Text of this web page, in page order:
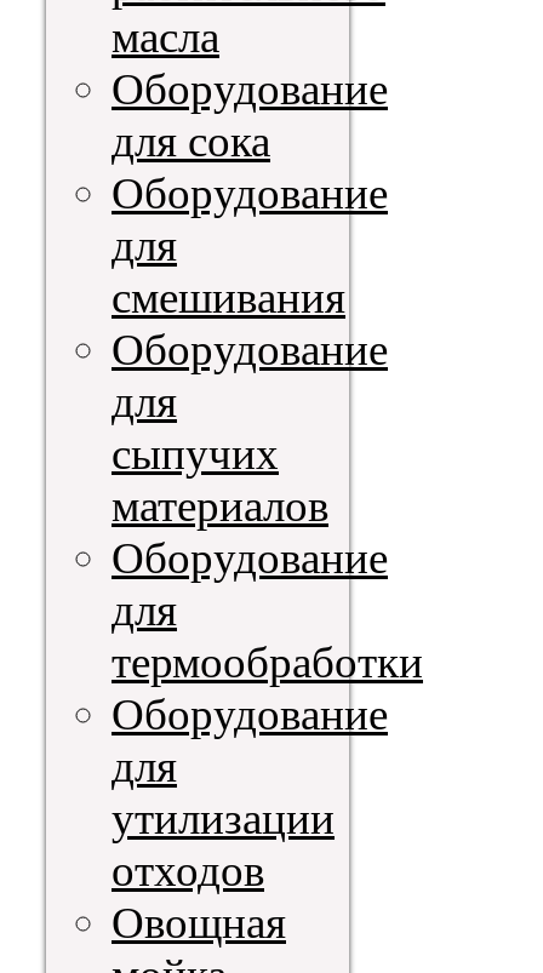
масла
Оборудование
для сока
Оборудование
для
смешивания
Оборудование
для
сыпучих
материалов
Оборудование
для
термообработки
Оборудование
для
утилизации
отходов
Овощная